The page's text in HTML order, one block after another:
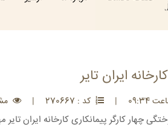
ایران تایر
| کد : 270667 |
چهار کارگر پیمانکاری کارخانه ایران